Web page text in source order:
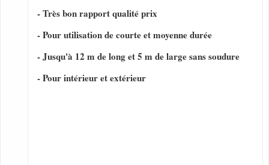
- Très bon rapport qualité prix
- Pour utilisation de courte et moyenne durée
- Jusqu'à 12 m de long et 5 m de large sans soudure
- Pour intérieur et extérieur